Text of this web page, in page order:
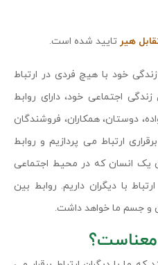
هیر تایید شده است.
خود با هیچ فردی در ارتباط
اجتماعی خود، دارای روابط
دوستان، همکاران، فروشندگان
ارتباط می پردازیم و روابط
یک انسان که در محیط اجتماعی
با دیگران داریم. روابط بین
و جسم ما خواهد داشت.
معناست؟